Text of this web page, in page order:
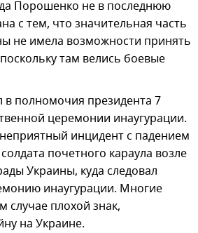
Порошенко не в последнюю
с тем, что значительная часть
не имела возможности принять
там велись боевые
полномочия президента 7
церемонии инаугурации.
инцидент с падением
почетного караула возле
Украины, куда следовал
инаугурации. Многие
случае плохой знак,
на Украине.